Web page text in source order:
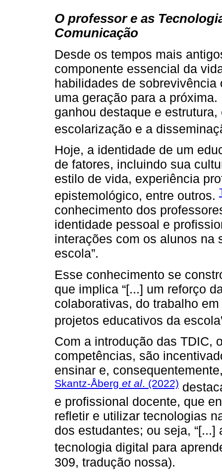
O professor e as
Comunicação
Desde os tempos mais
componente essencial da
habilidades de
uma geração para a
ganhou destaque e
escolarização e a
Hoje, a identidade de um
de fatores, incluindo sua
estilo de vida, experiência
epistemológico, entre outros.
conhecimento dos
identidade pessoal e
interações com os alunos na
escola”.
Esse conhecimento se
que implica “[...] um reforço
colaborativas, do trabalho
projetos educativos da
Com a introdução das TDIC,
competências, são
ensinar e,
Skantz-Åberg et al. (2022)
e profissional docente, que
refletir e utilizar tecnologias
dos estudantes; ou seja,
tecnologia digital para
309, tradução nossa).